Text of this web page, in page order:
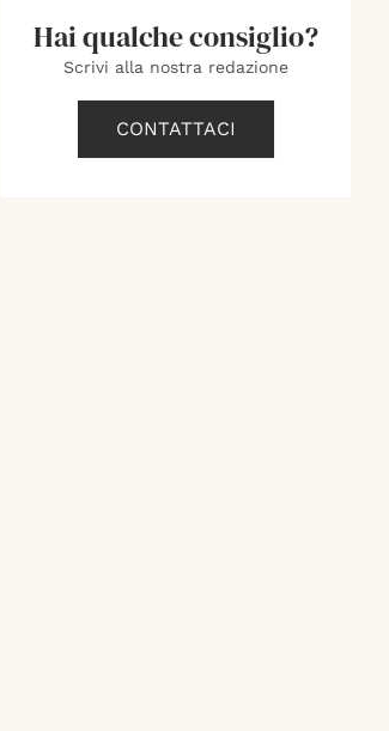
Hai qualche consiglio?
Scrivi alla nostra redazione
CONTATTACI